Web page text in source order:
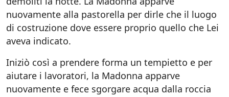
nuovamente alla pastorella per dirle che il luogo
di costruzione dove essere proprio quello che Lei
aveva indicato.
Iniziò così a prendere forma un tempietto e per
aiutare i lavoratori, la Madonna apparve
nuovamente e fece sgorgare acqua dalla roccia